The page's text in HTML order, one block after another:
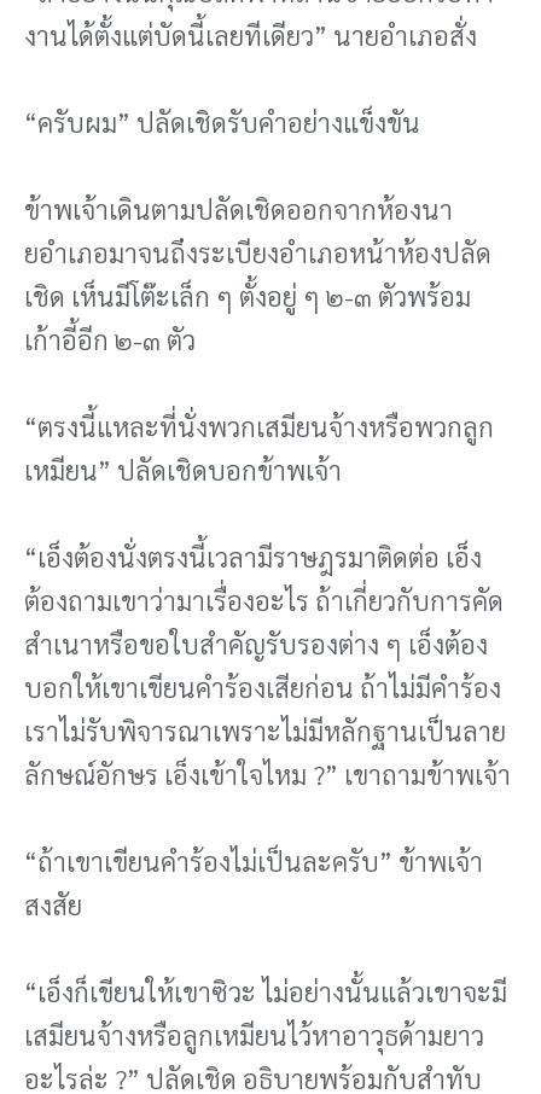
งานได้ตั้งแต่บัดนี้เลยทีเดียว” นายอําเภอสั่ง
“ครับผม” ปลัดเชิดรับคําอย่างแข็งขัน
ข้าพเจ้าเดินตามปลัดเชิดออกจากห้องนา
ยอําเภอมาจนถึงระเบียงอําเภอหน้าห้องปลัด
เชิด เห็นมีโต๊ะเล็ก ๆ ตั้งอยู่ ๆ ๒-๓ ตัวพร้อม
เก้าอี้อีก ๒-๓ ตัว
“ตรงนี้แหละที่นั่งพวกเสมียนจ้างหรือพวกลูก
เหมียน” ปลัดเชิดบอกข้าพเจ้า
“เอ็งต้องนั่งตรงนี้เวลามีราษฎรมาติดต่อ เอ็ง
ต้องถามเขาว่ามาเรื่องอะไร ถ้าเกี่ยวกับการคัด
สําเนาหรือขอใบสําคัญรับรองต่าง ๆ เอ็งต้อง
บอกให้เขาเขียนคําร้องเสียก่อน ถ้าไม่มีคําร้อง
เราไม่รับพิจารณาเพราะไม่มีหลักฐานเป็นลาย
ลักษณ์อักษร เอ็งเข้าใจไหม ?” เขาถามข้าพเจ้า
“ถ้าเขาเขียนคําร้องไม่เป็นละครับ” ข้าพเจ้า
สงสัย
“เอ็งก็เขียนให้เขาซิวะ ไม่อย่างนั้นแล้วเขาจะมี
เสมียนจ้างหรือลูกเหมียนไว้หาอาวุธด้ามยาว
อะไรล่ะ ?” ปลัดเชิด อธิบายพร้อมกับสําทับ